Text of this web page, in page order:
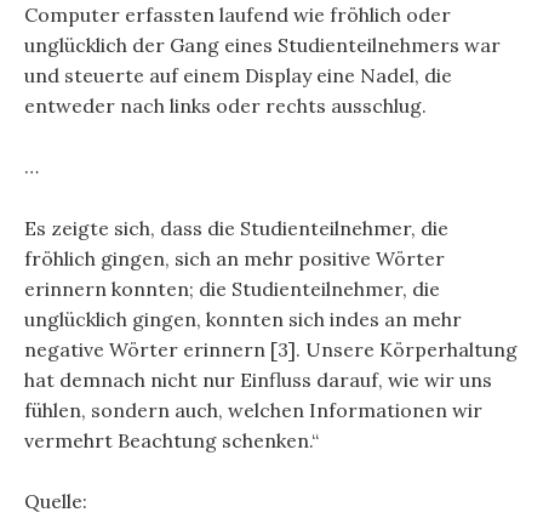
Computer erfassten laufend wie fröhlich oder
unglücklich der Gang eines Studienteilnehmers war
und steuerte auf einem Display eine Nadel, die
entweder nach links oder rechts ausschlug.
…
Es zeigte sich, dass die Studienteilnehmer, die
fröhlich gingen, sich an mehr positive Wörter
erinnern konnten; die Studienteilnehmer, die
unglücklich gingen, konnten sich indes an mehr
negative Wörter erinnern [3]. Unsere Körperhaltung
hat demnach nicht nur Einfluss darauf, wie wir uns
fühlen, sondern auch, welchen Informationen wir
vermehrt Beachtung schenken.“
Quelle: